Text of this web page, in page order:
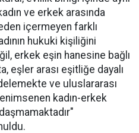
ve erkek arasında
içermeyen farklı
hukuki kişiliğini
erkek eşin hanesine bağlı
eşler arası eşitliğe dayalı
ve uluslararası
kadın-erkek